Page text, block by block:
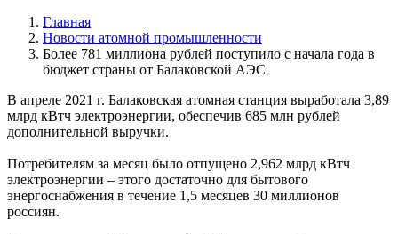
Главная
Новости атомной промышленности
Более 781 миллиона рублей поступило с начала года в
бюджет страны от Балаковской АЭС
В апреле 2021 г. Балаковская атомная станция выработала 3,89
млрд кВтч электроэнергии, обеспечив 685 млн рублей
дополнительной выручки.
Потребителям за месяц было отпущено 2,962 млрд кВтч
электроэнергии – этого достаточно для бытового
энергоснабжения в течение 1,5 месяцев 30 миллионов
россиян.